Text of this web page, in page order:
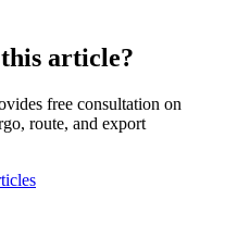
this article?
free consultation on
route, and export